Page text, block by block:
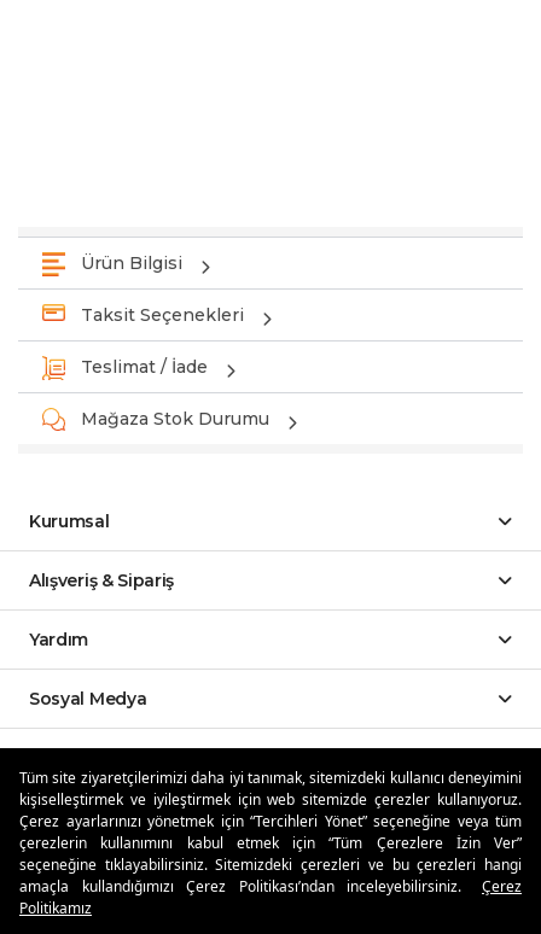
Tüm site ziyaretçilerimizi daha iyi tanımak, sitemizdeki kullanıcı deneyimini
kişiselleştirmek ve iyileştirmek için web sitemizde çerezler kullanıyoruz.
Çerez ayarlarınızı yönetmek için “Tercihleri Yönet” seçeneğine veya tüm
çerezlerin kullanımını kabul etmek için “Tüm Çerezlere İzin Ver”
seçeneğine tıklayabilirsiniz. Sitemizdeki çerezleri ve bu çerezleri hangi
amaçla kullandığımızı Çerez Politikası’ndan inceleyebilirsiniz.
Çerez
Politikamız
Ürün Bilgisi
Taksit Seçenekleri
Teslimat / İade
Mağaza Stok Durumu
Kurumsal
Alışveriş & Sipariş
Yardım
Sosyal Medya
Özdilekteyim'de Taksit Avantajları
Güvenli Alışveriş